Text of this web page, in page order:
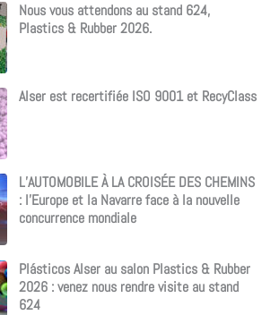
Nous vous attendons au stand 624,
Plastics & Rubber 2026.
Alser est recertifiée ISO 9001 et RecyClass
L’AUTOMOBILE À LA CROISÉE DES CHEMINS
: l’Europe et la Navarre face à la nouvelle
concurrence mondiale
Plásticos Alser au salon Plastics & Rubber
2026 : venez nous rendre visite au stand
624